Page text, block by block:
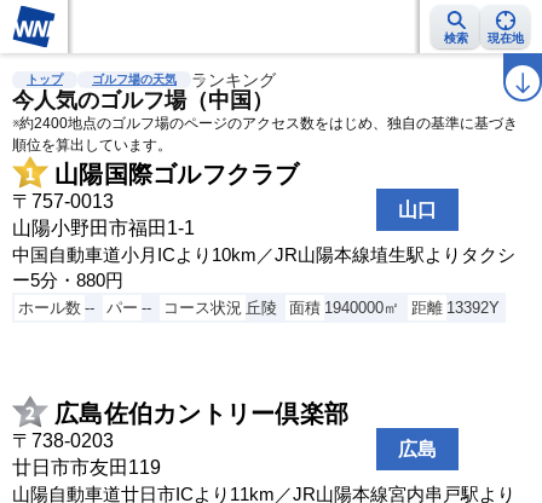
検索 現在地
雨雲レーダー 台風情報 地震情報 ラ
トップ ゴルフ場の天気 ランキング
今人気のゴルフ場（中国）
※約2400地点のゴルフ場のページのアクセス数をはじめ、独自の基準に基づき
順位を算出しています。
山陽国際ゴルフクラブ
山口
〒757-0013
山陽小野田市福田1-1
中国自動車道小月ICより10km／JR山陽本線埴生駅よりタクシ
ー5分・880円
ホール数 -- パー -- コース状況 丘陵 面積 1940000㎡ 距離 13392Y
広島佐伯カントリー倶楽部
広島
〒738-0203
廿日市市友田119
山陽自動車道廿日市ICより11km／JR山陽本線宮内串戸駅より